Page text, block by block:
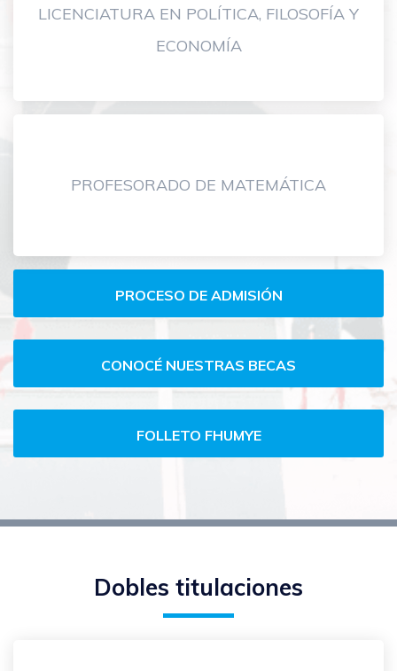
LICENCIATURA EN POLÍTICA, FILOSOFÍA Y
ECONOMÍA
PROFESORADO DE MATEMÁTICA
Carreras
de
FHUMyE
PROCESO DE ADMISIÓN
CONOCÉ NUESTRAS BECAS
FOLLETO FHUMYE
Dobles titulaciones